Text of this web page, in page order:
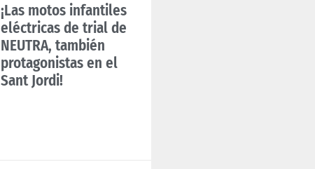
¡Las motos infantiles
eléctricas de trial de
NEUTRA, también
protagonistas en el
Sant Jordi!